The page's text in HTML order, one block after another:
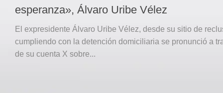
esperanza», Álvaro Uribe Vélez
El expresidente Álvaro Uribe Vélez, desde su sitio de
cumpliendo con la detención domiciliaria se pronunció a
de su cuenta X sobre...